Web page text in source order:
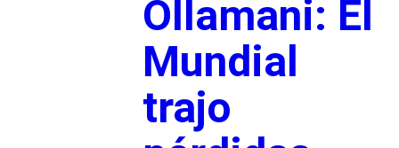
Ollamani: El
Mundial
trajo